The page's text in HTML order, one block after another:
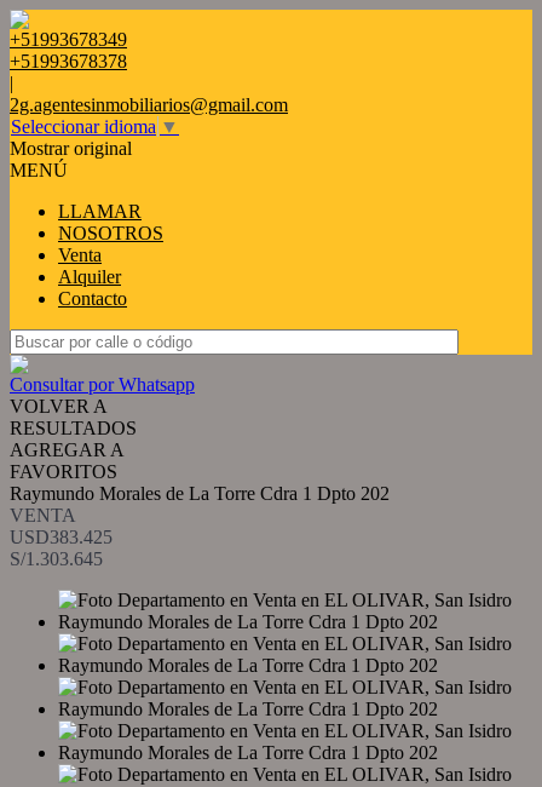
+51993678349
+51993678378
|
2g.agentesinmobiliarios@gmail.com
Seleccionar idioma ▼
Mostrar original
MENÚ
LLAMAR
NOSOTROS
Venta
Alquiler
Contacto
Consultar por Whatsapp
VOLVER A
RESULTADOS
AGREGAR A
FAVORITOS
Raymundo Morales de La Torre Cdra 1 Dpto 202
VENTA
USD383.425
S/1.303.645